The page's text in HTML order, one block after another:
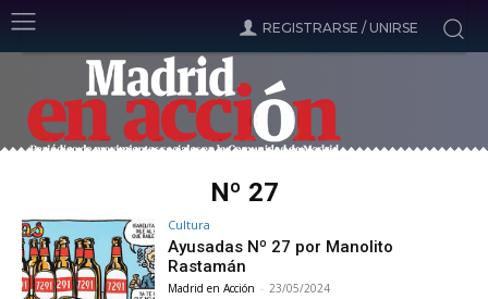
REGISTRARSE / UNIRSE
Nº 27
Cultura
Ayusadas Nº 27 por Manolito
Rastamán
Madrid en Acción - 23/05/2024